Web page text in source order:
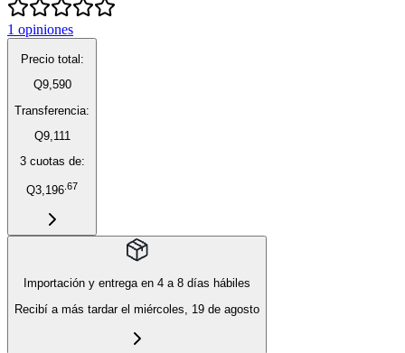
1 opiniones
Precio total:
Q9,590
Transferencia:
Q9,111
3 cuotas de:
Q3,196 .67
Importación y entrega en 4 a 8 días hábiles
Recibí a más tardar el miércoles, 19 de agosto